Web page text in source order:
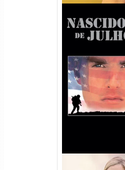
Nascido em 4
Torrent (1989)
Dual